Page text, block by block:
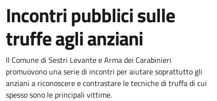
Incontri pubblici sulle
truffe agli anziani
Dettagli della notizia
Il Comune di Sestri Levante e Arma dei Carabinieri
promuovono una serie di incontri per aiutare soprattutto gli
anziani a riconoscere e contrastare le tecniche di truffa di cui
spesso sono le principali vittime.